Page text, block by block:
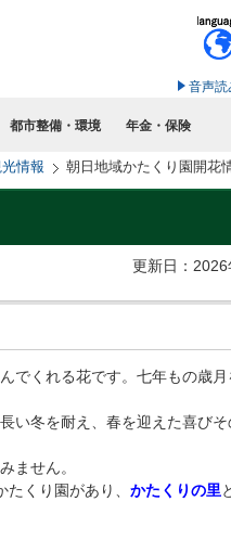
音声読
都市整備・環境 年金・保険
情報 朝日地域かたくり園開花
更新日：2026
でくれる花です。七年もの歳月
い冬を耐え、春を迎えた喜び
ません。
くり園があり、 かたくりの里